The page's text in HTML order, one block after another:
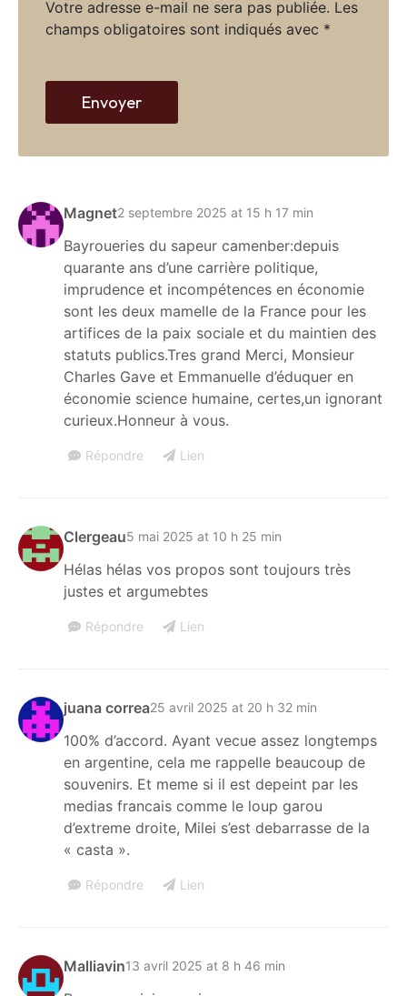
Magnet2 septembre 2025 at 15 h 17 min
Bayroueries du sapeur camenber:depuis
quarante ans d’une carrière politique,
imprudence et incompétences en économie
sont les deux mamelle de la France pour les
artifices de la paix sociale et du maintien des
statuts publics.Tres grand Merci, Monsieur
Charles Gave et Emmanuelle d’éduquer en
économie science humaine, certes,un ignorant
curieux.Honneur à vous.
Répondre Lien
Clergeau5 mai 2025 at 10 h 25 min
Hélas hélas vos propos sont toujours très
justes et argumebtes
Répondre Lien
juana correa25 avril 2025 at 20 h 32 min
100% d’accord. Ayant vecue assez longtemps
en argentine, cela me rappelle beaucoup de
souvenirs. Et meme si il est depeint par les
medias francais comme le loup garou
d’extreme droite, Milei s’est debarrasse de la
« casta ».
Répondre Lien
Malliavin13 avril 2025 at 8 h 46 min
Votre adresse e-mail ne sera pas publiée. Les
champs obligatoires sont indiqués avec *
e
w
b
Envoyer